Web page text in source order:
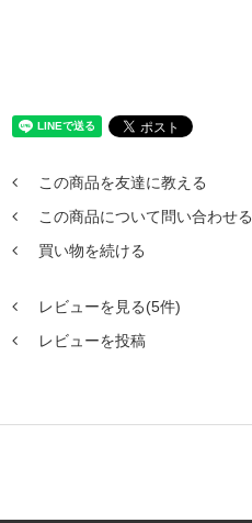
この商品を友達に教える
この商品について問い合わせる
買い物を続ける
レビューを見る(5件)
レビューを投稿